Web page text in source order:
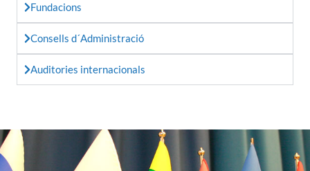
Fundacions
Consells d´Administració
Auditories internacionals